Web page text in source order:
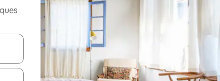
vers le haut et vers le bas pour les parcourir ou en appuyant